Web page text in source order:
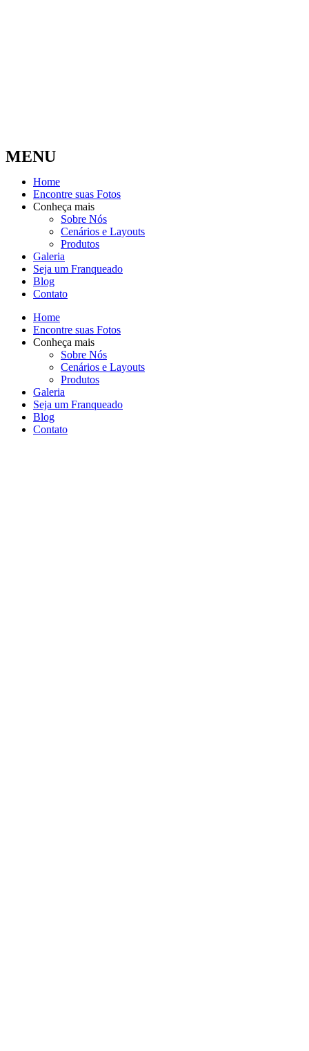
MENU
Home
Encontre suas Fotos
Conheça mais
Sobre Nós
Cenários e Layouts
Produtos
Galeria
Seja um Franqueado
Blog
Contato
Home
Encontre suas Fotos
Conheça mais
Sobre Nós
Cenários e Layouts
Produtos
Galeria
Seja um Franqueado
Blog
Contato